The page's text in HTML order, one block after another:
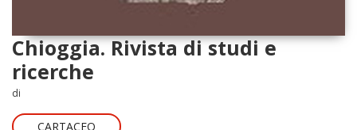
Chioggia. Rivista di studi e
ricerche
di
CARTACEO